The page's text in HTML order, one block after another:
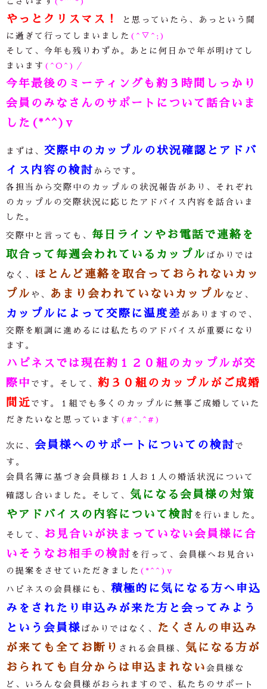
やっとクリスマス！
と思っていたら、あっという間
に過ぎて行ってしまいました (^▽^;)
そして、今年も残りわずか。あとに何日かで年が明けてし
まいます (^O^)／
今年最後のミーティングも約３時間しっかり
会員のみなさんのサポートについて話合いま
した(*^^)v
まずは、 交際中のカップルの状況確認とアドバ
イス内容の検討 からです。
各担当から交際中のカップルの状況報告があり、それぞれ
のカップルの交際状況に応じたアドバイス内容を話合いま
した。
交際中と言っても、 毎日ラインやお電話で連絡を
取合って毎週会われているカップル ばかりでは
なく、
ほとんど連絡を取合っておられないカッ
プル や、 あまり会われていないカップル など、
カップルによって交際に温度差 がありますので、
交際を順調に進めるには私たちのアドバイスが重要になり
ます。
ハピネスでは現在約１２０組のカップルが交
際中 です。そして、 約３０組のカップルがご成婚
間近 です。１組でも多くのカップルに無事ご成婚していた
だきたいなと思っています (#^.^#)
次に、 会員様へのサポートについての検討 で
す。
会員名簿に基づき会員様お１人お１人の婚活状況について
確認し合いました。そして、 気になる会員様の対策
やアドバイスの内容について検討 を行いました。
そして、
お見合いが決まっていない会員様に合
いそうなお相手の検討 を行って、会員様へお見合い
の提案をさせていただきました (*^^)v
ハピネスの会員様にも、 積極的に気になる方へ申込
みをされたり申込みが来た方と会ってみよう
という会員様 ばかりではなく、
たくさんの申込み
が来ても全てお断り される会員様、 気になる方が
おられても自分からは申込まれない 会員様な
ど、いろんな会員様がおられますので、私たちのサポート